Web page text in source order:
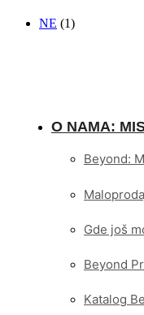
NE (1)
O NAMA:
Beyond:
Gde još
Beyond
Katalog